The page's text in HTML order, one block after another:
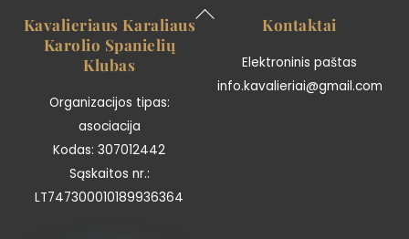
Back
Kavalieriaus Karaliaus
Karolio Spanielių
Klubas
Organizacijos tipas:
asociacija
Kodas: 307012442
Sąskaitos nr.:
LT747300010189936364
Kontaktai
Elektroninis paštas
info.kavalieriai@gmail.com